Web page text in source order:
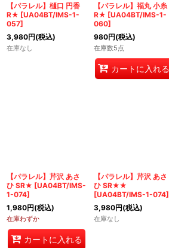
【パラレル】樋口 円香
R★ [UA04BT/IMS-1-
057]
3,980円(税込)
在庫なし
【パラレル】福丸 小糸
R★ [UA04BT/IMS-1-
060]
980円(税込)
在庫数5点
カートに入れる
【パラレル】芹沢 あさ
ひ SR★ [UA04BT/IMS-
1-074]
1,980円(税込)
在庫わずか
カートに入れる
【パラレル】芹沢 あさ
ひ SR★★
[UA04BT/IMS-1-074]
3,980円(税込)
在庫なし